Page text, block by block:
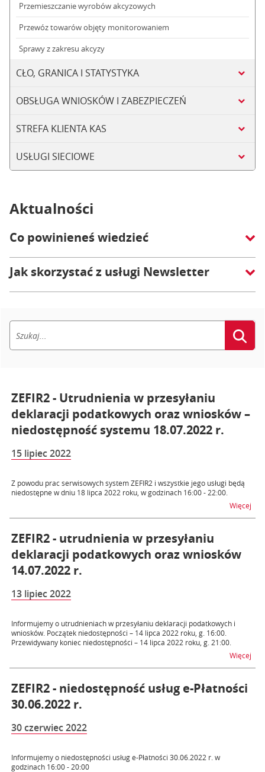
Przemieszczanie wyrobów akcyzowych
Przewóz towarów objęty monitorowaniem
Sprawy z zakresu akcyzy
CŁO, GRANICA I STATYSTYKA
OBSŁUGA WNIOSKÓW I ZABEZPIECZEŃ
STREFA KLIENTA KAS
USŁUGI SIECIOWE
Aktualności
Co powinieneś wiedzieć
Jak skorzystać z usługi Newsletter
ZEFIR2 - Utrudnienia w przesyłaniu
deklaracji podatkowych oraz wniosków –
niedostępność systemu 18.07.2022 r.
15 lipiec 2022
Z powodu prac serwisowych system ZEFIR2 i wszystkie jego usługi będą
niedostępne w dniu 18 lipca 2022 roku, w godzinach 16:00 - 22:00.
Więcej
ZEFIR2 - utrudnienia w przesyłaniu
deklaracji podatkowych oraz wniosków
14.07.2022 r.
13 lipiec 2022
Informujemy o utrudnieniach w przesyłaniu deklaracji podatkowych i
wniosków. Początek niedostępności – 14 lipca 2022 roku, g. 16:00.
Przewidywany koniec niedostępności – 14 lipca 2022 roku, g. 21:00.
Więcej
ZEFIR2 - niedostępność usług e-Płatności
30.06.2022 r.
30 czerwiec 2022
Informujemy o niedostępności usług e-Płatności 30.06.2022 r. w
godzinach 16:00 - 20:00